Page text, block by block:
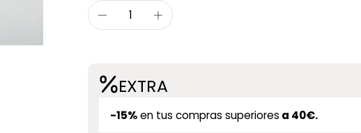
EXTRA
-15%en tus compras superiores a 40€.